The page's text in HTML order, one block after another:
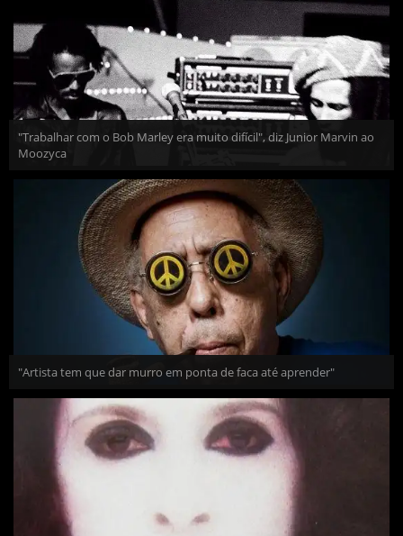
"Trabalhar com o Bob Marley era muito difícil", diz Junior Marvin ao
Moozyca
"Artista tem que dar murro em ponta de faca até aprender"